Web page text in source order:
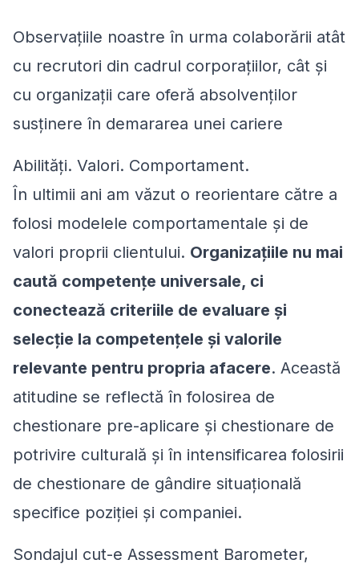
Observațiile noastre în urma colaborării atât
cu recrutori din cadrul corporațiilor, cât și
cu organizații care oferă absolvenților
susținere în demararea unei cariere
Abilități. Valori. Comportament.
În ultimii ani am văzut o reorientare către a
folosi modelele comportamentale și de
valori proprii clientului. Organizațiile nu mai
caută competențe universale, ci
conectează criteriile de evaluare și
selecție la competențele și valorile
relevante pentru propria afacere. Această
atitudine se reflectă în folosirea de
chestionare pre-aplicare și chestionare de
potrivire culturală și în intensificarea folosirii
de chestionare de gândire situațională
specifice poziției și companiei.
Sondajul cut-e Assessment Barometer,